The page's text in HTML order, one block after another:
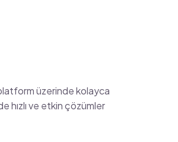
üzerinde kolayca
hızlı ve etkin çözümler